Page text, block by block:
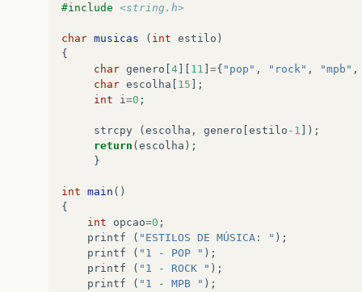
#include <string.h>
char musicas ( int estilo )
{
char genero 4 11 ={ "pop" , "rock" , "mpb" ,
char escolha 15 ];
int
i=0 ;
strcpy ( escolha , genero estilo -1 ]);
return ( escolha );
}
int main ()
{
int
opcao=0 ;
printf
( "ESTILOS DE MÚSICA: " );
printf
( "1 - POP " );
printf
( "1 - ROCK " );
printf
( "1 - MPB " );